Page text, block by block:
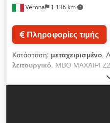
Verona 1.136 km
Πληροφορίες τιμής
Κατάσταση: μεταχειρισμένο,
λειτουργικό, MBO ΜΑΧΑΙΡΙ